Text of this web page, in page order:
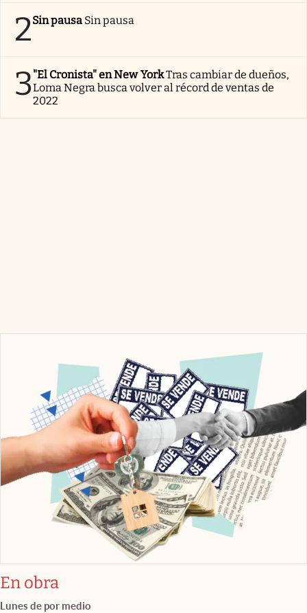
2Sin pausa Sin pausa
3"El Cronista" en New YorkTras cambiar de dueños,
Loma Negra busca volver al récord de ventas de
2022
En obra
Lunes de por medio